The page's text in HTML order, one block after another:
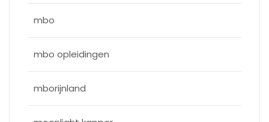
mbo
mbo opleidingen
mborijnland